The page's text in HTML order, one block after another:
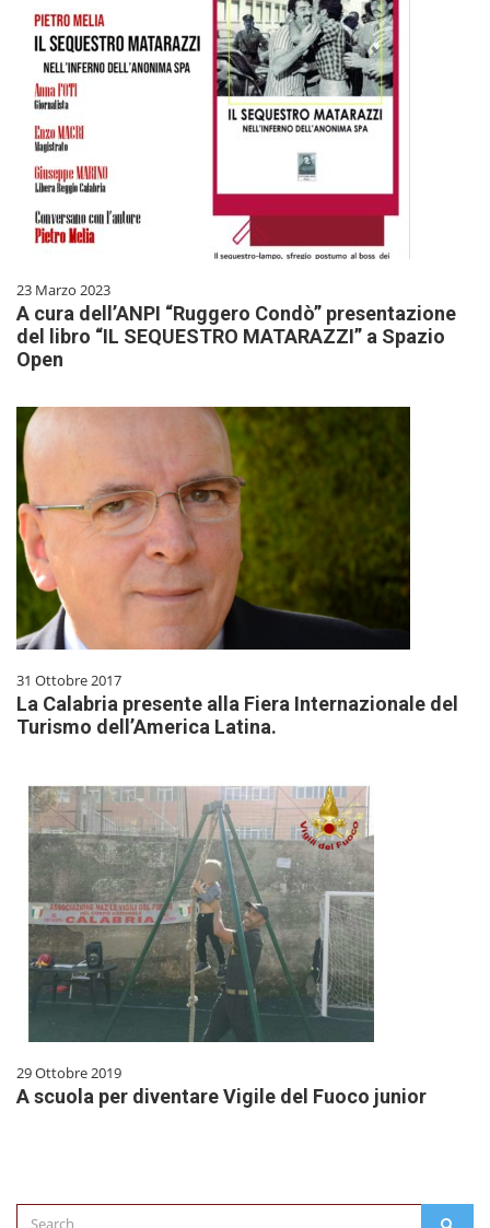
23 Marzo 2023
A cura dell’ANPI “Ruggero Condò” presentazione
del libro “IL SEQUESTRO MATARAZZI” a Spazio
Open
31 Ottobre 2017
La Calabria presente alla Fiera Internazionale del
Turismo dell’America Latina.
29 Ottobre 2019
A scuola per diventare Vigile del Fuoco junior
Search